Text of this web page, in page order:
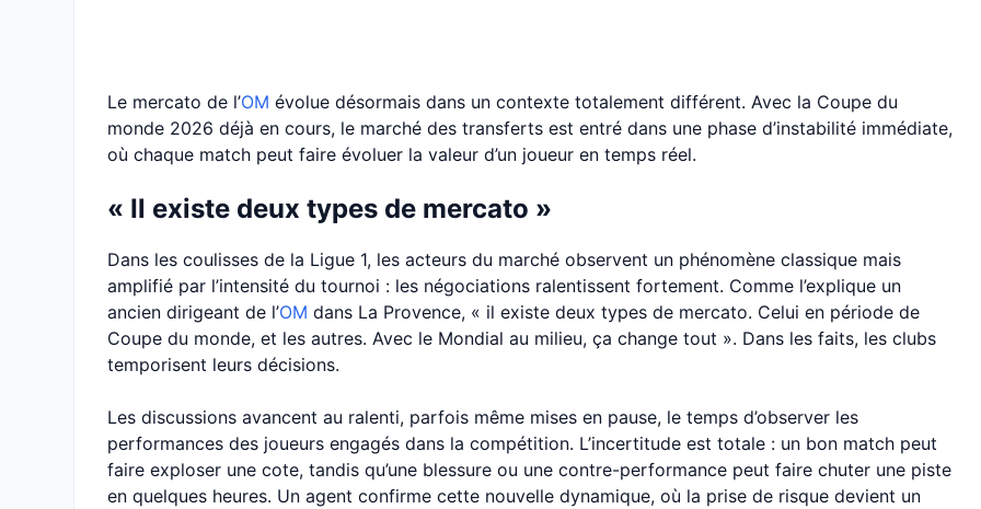
Le mercato de l’OM évolue désormais dans un contexte totalement différent. Avec la Coupe du
monde 2026 déjà en cours, le marché des transferts est entré dans une phase d’instabilité immédiate,
où chaque match peut faire évoluer la valeur d’un joueur en temps réel.
« Il existe deux types de mercato »
Dans les coulisses de la Ligue 1, les acteurs du marché observent un phénomène classique mais
amplifié par l’intensité du tournoi : les négociations ralentissent fortement. Comme l’explique un
ancien dirigeant de l’OM dans La Provence, « il existe deux types de mercato. Celui en période de
Coupe du monde, et les autres. Avec le Mondial au milieu, ça change tout ». Dans les faits, les clubs
temporisent leurs décisions.
Les discussions avancent au ralenti, parfois même mises en pause, le temps d’observer les
performances des joueurs engagés dans la compétition. L’incertitude est totale : un bon match peut
faire exploser une cote, tandis qu’une blessure ou une contre-performance peut faire chuter une piste
en quelques heures. Un agent confirme cette nouvelle dynamique, où la prise de risque devient un